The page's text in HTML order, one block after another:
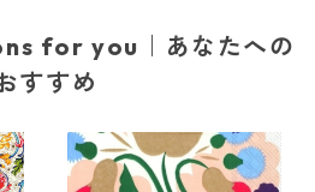
for you｜あなたへの
すすめ